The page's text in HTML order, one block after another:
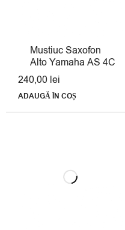
Mustiuc Saxofon
Alto Yamaha AS 4C
240,00 lei
ADAUGĂ ÎN COȘ